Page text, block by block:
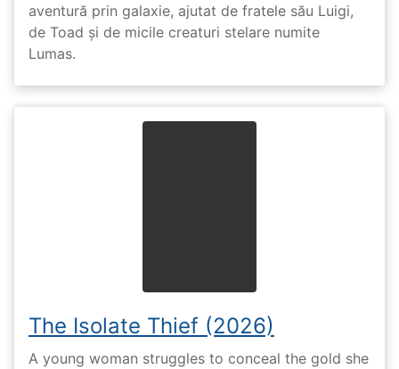
aventură prin galaxie, ajutat de fratele său Luigi,
de Toad și de micile creaturi stelare numite
Lumas.
The Isolate Thief (2026)
A young woman struggles to conceal the gold she